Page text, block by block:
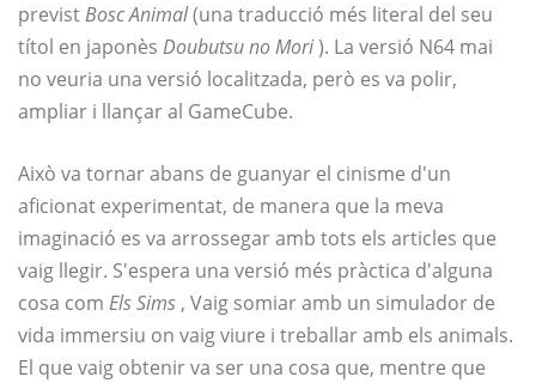
previstBosc Animal(una traducció més literal del seu
títol en japonès Doubutsu no Mori). La versió N64 mai
no veuria una versió localitzada, però es va polir,
ampliar i llançar al GameCube.
Això va tornar abans de guanyar el cinisme d'un
aficionat experimentat, de manera que la meva
imaginació es va arrossegar amb tots els articles que
vaig llegir. S'espera una versió més pràctica d'alguna
cosa com Els Sims , Vaig somiar amb un simulador de
vida immersiu on vaig viure i treballar amb els animals.
El que vaig obtenir va ser una cosa que, mentre que